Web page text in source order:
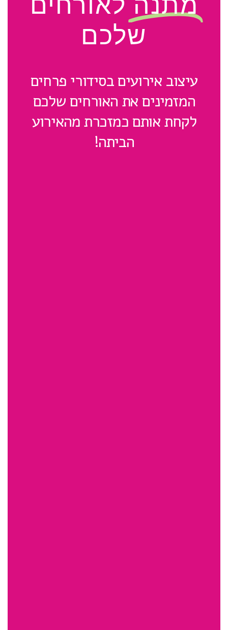
שלכם
עיצוב אירועים בסידורי פרחים
המזמינים את האורחים שלכם
לקחת אותם כמזכרת מהאירוע
הביתה!